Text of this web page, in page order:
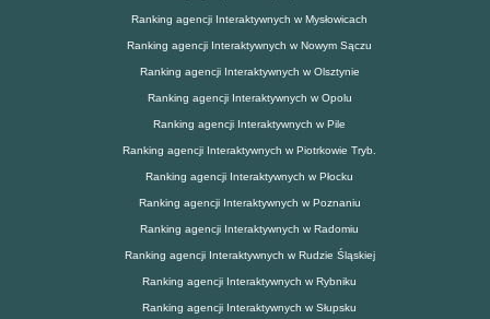
Ranking agencji Interaktywnych w Mysłowicach
Ranking agencji Interaktywnych w Nowym Sączu
Ranking agencji Interaktywnych w Olsztynie
Ranking agencji Interaktywnych w Opolu
Ranking agencji Interaktywnych w Pile
Ranking agencji Interaktywnych w Piotrkowie Tryb.
Ranking agencji Interaktywnych w Płocku
Ranking agencji Interaktywnych w Poznaniu
Ranking agencji Interaktywnych w Radomiu
Ranking agencji Interaktywnych w Rudzie Śląskiej
Ranking agencji Interaktywnych w Rybniku
Ranking agencji Interaktywnych w Słupsku